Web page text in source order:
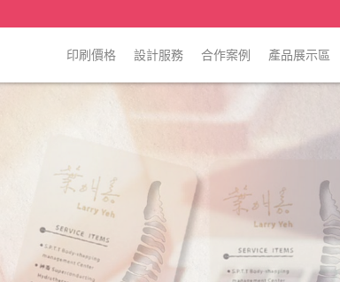
印刷價格 設計服務 合作案例 產品展示區